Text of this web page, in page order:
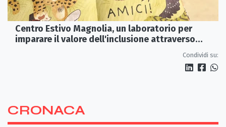
Centro Estivo Magnolia, un laboratorio per
imparare il valore dell'inclusione attraverso
Condividi su:
CRONACA